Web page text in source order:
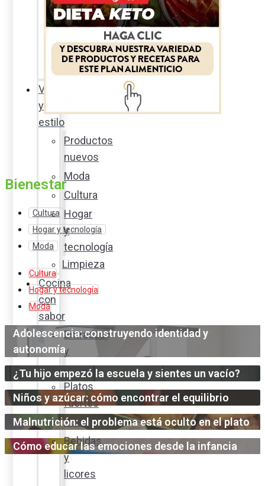
Sexualidad
responsable
la
percha
Vida
y
estilo
Productos
nuevos
Moda
Cultura
Hogar
y
tecnología
Limpieza
Cocina
con
sabor
Entradas
y
sopas
Platos
fuertes
Postres
Bebidas
y
licores
Bienestar
Cultura
Hogar y tecnología
Moda
Cultura
Hogar y tecnología
Moda
Adolescencia: construyendo identidad y
autonomía
¿Tu hijo empezó la escuela y sientes un vacío?
Niños y azúcar: cómo encontrar el equilibrio
Malnutrición: el problema está oculto en el plato
Cómo educar las emociones desde la infancia